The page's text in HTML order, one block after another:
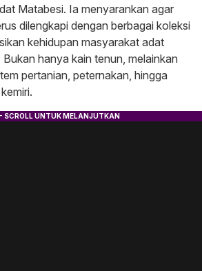
Matabesi. Ia menyarankan agar
dilengkapi dengan berbagai koleksi
kehidupan masyarakat adat
hanya kain tenun, melainkan
pertanian, peternakan, hingga